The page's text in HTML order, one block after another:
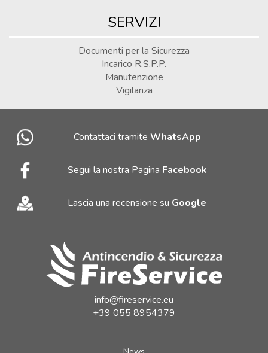
SERVIZI
Documenti per la Sicurezza
Incarico R.S.P.P.
Manutenzione
Vigilanza
Contattaci tramite WhatsApp
Segui la nostra Pagina Facebook
Lascia una recensione su Google
info@fireservice.eu
+39 055 8954379